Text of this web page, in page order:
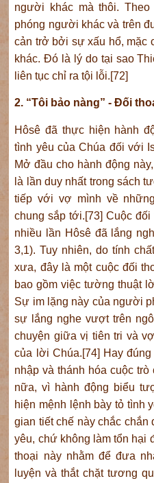
người khác mà thôi.
phóng người khác và trên
cản trở bởi sự xấu hổ, mặc
khác. Đó là lý do tại sao
liên tục chỉ ra tội lỗi.[72]
2. “Tôi bảo nàng” - Đối
Hôsê đã thực hiện hành
tình yêu của Chúa đối với
Mở đầu cho hành động
là lần duy nhất trong sách
tiếp với vợ mình về
chung sắp tới.[73] Cuộc
nhiều lần Hôsê đã lắng
3,1). Tuy nhiên, do tính
xưa, đây là một cuộc đối
bao gồm việc tường thuật
Sự im lặng này của người
sự lắng nghe vượt trên
chuyện giữa vị tiên tri và
của lời Chúa.[74] Hay
nhập và thánh hóa cuộc
nữa, vì hành động biểu
hiện mệnh lệnh bày tỏ tình
gian tiết chế này chắc
yêu, chứ không làm tổn hại
thoại này nhằm để đưa
luyện và thắt chặt tương